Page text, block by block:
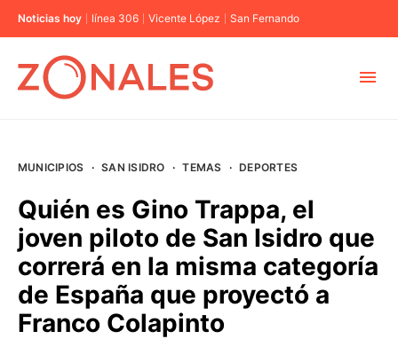
Noticias hoy línea 306 Vicente López San Fernando
BUENOS AIRES
PROVINCIAS
MUNICIPIOS · SAN ISIDRO · TEMAS · DEPORTES
Quién es Gino Trappa, el
joven piloto de San Isidro que
correrá en la misma categoría
de España que proyectó a
Franco Colapinto